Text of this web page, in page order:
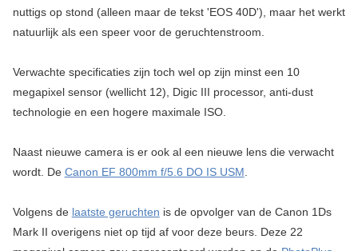
nuttigs op stond (alleen maar de tekst 'EOS 40D'), maar het werkt
natuurlijk als een speer voor de geruchtenstroom.
Verwachte specificaties zijn toch wel op zijn minst een 10
megapixel sensor (wellicht 12), Digic III processor, anti-dust
technologie en een hogere maximale ISO.
Naast nieuwe camera is er ook al een nieuwe lens die verwacht
wordt. De Canon EF 800mm f/5.6 DO IS USM.
Volgens de laatste geruchten is de opvolger van de Canon 1Ds
Mark II overigens niet op tijd af voor deze beurs. Deze 22